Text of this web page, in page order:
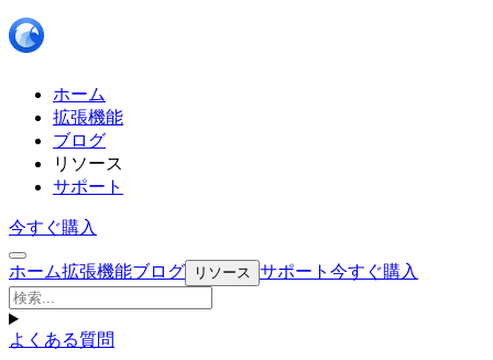
ホーム
拡張機能
ブログ
リソース
サポート
今すぐ購入
ホーム拡張機能ブログ リソース サポート 今すぐ購入
よくある質問